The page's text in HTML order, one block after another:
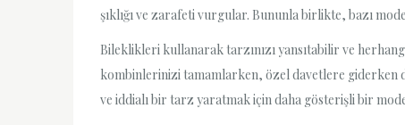
şıklığı ve zarafeti vurgular. Bununla birlikte, bazı
Bileklikleri kullanarak tarzınızı yansıtabilir ve
kombinlerinizi tamamlarken, özel davetlere giderken
ve iddialı bir tarz yaratmak için daha gösterişli bir